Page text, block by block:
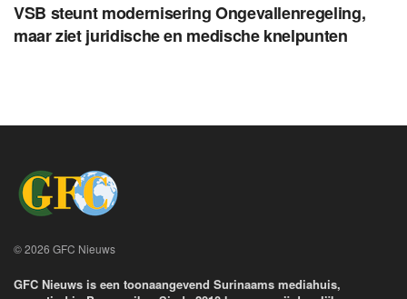
VSB steunt modernisering Ongevallenregeling,
maar ziet juridische en medische knelpunten
© 2026 GFC Nieuws
GFC Nieuws is een toonaangevend Surinaams mediahuis,